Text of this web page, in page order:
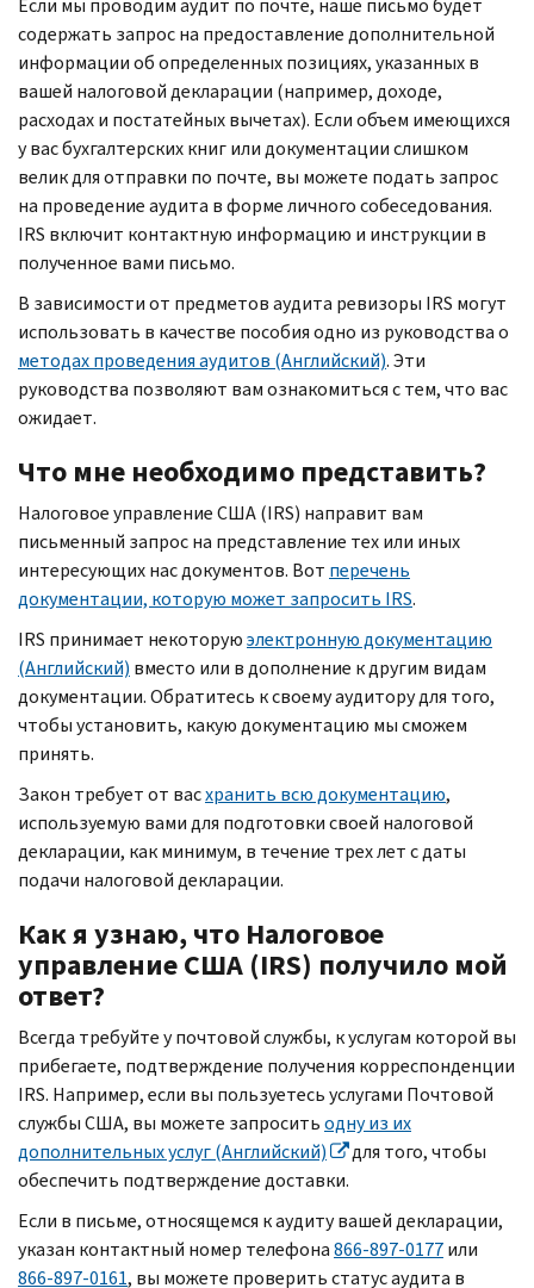
содержать запрос на предоставление дополнительной
информации об определенных позициях, указанных в
вашей налоговой декларации (например, доходе,
расходах и постатейных вычетах). Если объем имеющихся
у вас бухгалтерских книг или документации слишком
велик для отправки по почте, вы можете подать запрос
на проведение аудита в форме личного собеседования.
IRS включит контактную информацию и инструкции в
полученное вами письмо.
В зависимости от предметов аудита ревизоры IRS могут
использовать в качестве пособия одно из руководства о
методах проведения аудитов (Английский). Эти
руководства позволяют вам ознакомиться с тем, что вас
ожидает.
Что мне необходимо представить?
Налоговое управление США (IRS) направит вам
письменный запрос на представление тех или иных
интересующих нас документов. Вот перечень
документации, которую может запросить IRS.
IRS принимает некоторуюэлектронную документацию
(Английский) вместо или в дополнение к другим видам
документации. Обратитесь к своему аудитору для того,
чтобы установить, какую документацию мы сможем
принять.
Закон требует от васхранить всю документацию,
используемую вами для подготовки своей налоговой
декларации, как минимум, в течение трех лет с даты
подачи налоговой декларации.
Как я узнаю, что Налоговое
управление США (IRS) получило мой
ответ?
Всегда требуйте у почтовой службы, к услугам которой вы
прибегаете, подтверждение получения корреспонденции
IRS. Например, если вы пользуетесь услугами Почтовой
службы США, вы можете запроситьодну из их
дополнительных услуг (Английский)
для того, чтобы
обеспечить подтверждение доставки.
Если в письме, относящемся к аудиту вашей декларации,
указан контактный номер телефона866-897-0177или
866-897-0161, вы можете проверить статус аудита в